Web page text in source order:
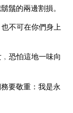
鬚的兩邊割損。
不可在你們身上
恐怕這地一味向
要敬重：我是永